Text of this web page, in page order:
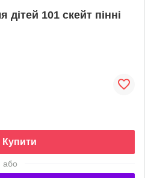
101 скейт пінні
Купити
або